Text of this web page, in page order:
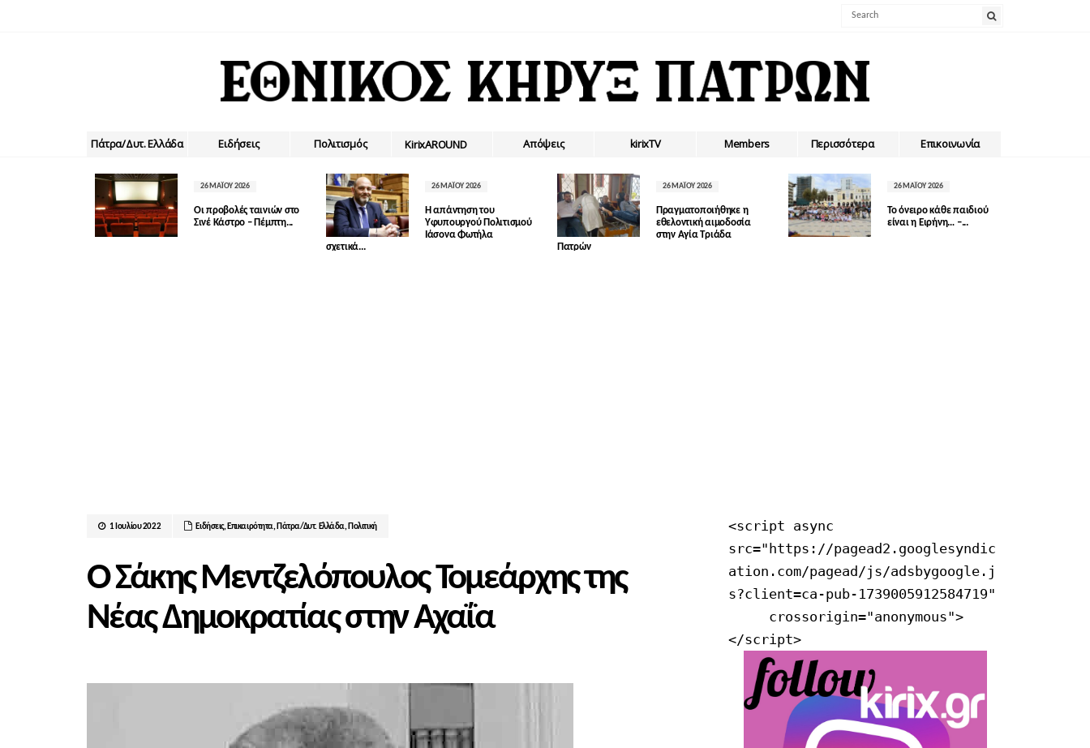
Πάτρα/Δυτ. Ελλάδα Ειδήσεις Πολιτισμός ΚirixAROUND Απόψεις kirixTV Members Περισσότερα Επικοινωνία
26 ΜΑΪ́ΟΥ 2026
Οι προβολές ταινιών στο
Σινέ Κάστρο – Πέμπτη...
26 ΜΑΪ́ΟΥ 2026
Η απάντηση του
Υφυπουργού Πολιτισμού
Ιάσονα Φωτήλα
σχετικά...
26 ΜΑΪ́ΟΥ 2026
Πραγματοποιήθηκε η
εθελοντική αιμοδοσία
στην Αγία Τριάδα
Πατρών
26 ΜΑΪ́ΟΥ 2026
Το όνειρο κάθε παιδιού
είναι η Ειρήνη… –...
1 Ιουλίου 2022 Ειδήσεις,Επικαιρότητα,Πάτρα/Δυτ. Ελλάδα,Πολιτική
Ο Σάκης Μεντζελόπουλος Τομεάρχης της
Νέας Δημοκρατίας στην Αχαΐα
<script async
src="https://pagead2.googlesyndic
ation.com/pagead/js/adsbygoogle.j
s?client=ca-pub-1739005912584719"
</script>